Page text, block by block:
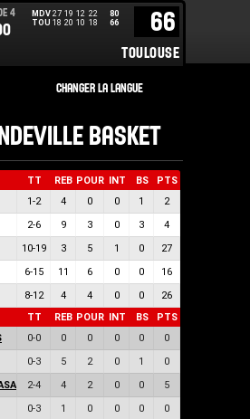
66
TOULOUSE
4 MDV 27 19 12 22
80
TOU 18 20 10 18 66
BASKET
TT REB POUR INT BS
PTS
1-2 4 0 0 1
2
2-6 9 3 0 3
4
10-19 3 5 1 0
27
6-15 11 6 0 0
16
8-12 4 4 0 0
26
TT REB POUR INT BS
PTS
0-0 0 0 0 0
0
0-3 5 2 0 1
0
2-4 4 2 0 0
5
0-3 1 0 0 0
0